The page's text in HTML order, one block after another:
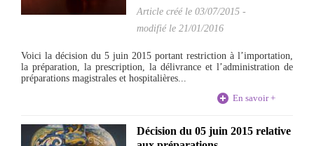
Article créé le 03/07/2015 -
modifié le 21/01/2016
Voici la décision du 5 juin 2015 portant restriction à l’importation,
la préparation, la prescription, la délivrance et l’administration de
préparations magistrales et hospitalières...
En savoir +
Décision du 05 juin 2015 relative